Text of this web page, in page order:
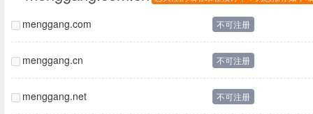
menggang.com 不可注册
menggang.cn 不可注册
menggang.net 不可注册